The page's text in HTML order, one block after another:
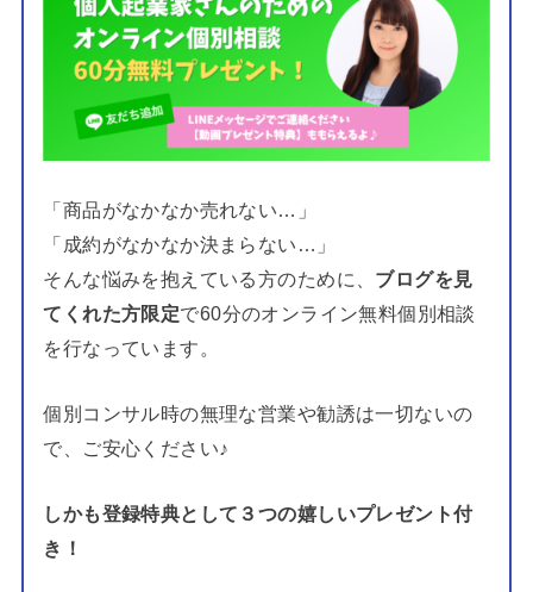
「商品がなかなか売れない…」
「成約がなかなか決まらない…」
そんな悩みを抱えている方のために、 ブログを見
てくれた方限定で60分のオンライン無料個別相談
を行なっています。
個別コンサル時の無理な営業や勧誘は一切ないの
で、ご安心ください♪
しかも登録特典として３つの嬉しいプレゼント付
き！